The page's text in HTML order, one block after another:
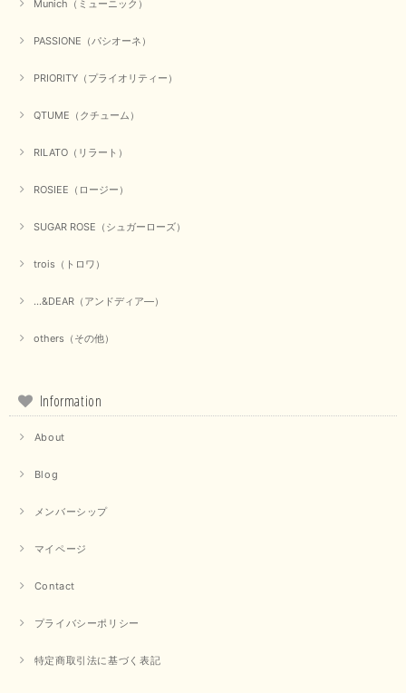
Munich（ミューニック）
PASSIONE（パシオーネ）
PRIORITY（プライオリティー）
QTUME（クチューム）
RILATO（リラート）
ROSIEE（ロージー）
SUGAR ROSE（シュガーローズ）
trois（トロワ）
...&DEAR（アンドディア―）
others（その他）
Information
About
Blog
メンバーシップ
マイページ
Contact
プライバシーポリシー
特定商取引法に基づく表記